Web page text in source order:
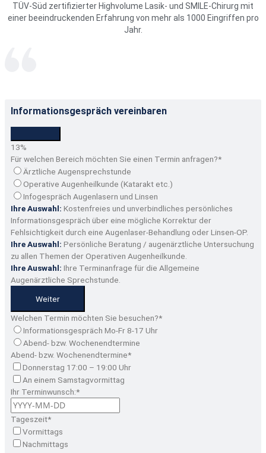
TÜV-Süd zertifizierter Highvolume Lasik- und SMILE-Chirurg mit
einer beeindruckenden Erfahrung von mehr als 1000 Eingriffen pro
Jahr.
Informationsgespräch vereinbaren
13%
Für welchen Bereich möchten Sie einen Termin anfragen?*
Ärztliche Augensprechstunde
Operative Augenheilkunde (Katarakt etc.)
Infogespräch Augenlasern und Linsen
Ihre Auswahl: Kostenfreies und unverbindliches persönliches
Informationsgespräch über eine mögliche Korrektur der
Fehlsichtigkeit durch eine Augenlaser-Behandlung oder Linsen-OP.
Ihre Auswahl: Persönliche Beratung / augenärztliche Untersuchung
zu allen Themen der Operativen Augenheilkunde.
Ihre Auswahl: Ihre Terminanfrage für die Allgemeine
Augenärztliche Sprechstunde.
Weiter
Welchen Termin möchten Sie besuchen?*
Informationsgespräch Mo-Fr 8-17 Uhr
Abend- bzw. Wochenendtermine
Abend- bzw. Wochenendtermine*
Donnerstag 17:00 – 19:00 Uhr
An einem Samstagvormittag
Ihr Terminwunsch:*
Tageszeit*
Vormittags
Nachmittags